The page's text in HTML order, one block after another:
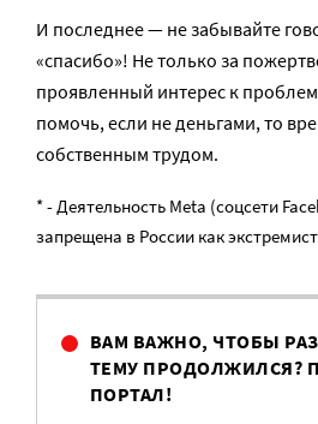
И последнее — не забывайте
«спасибо»! Не только за
проявленный интерес к
помочь, если не деньгами, то
собственным трудом.
* - Деятельность Meta (соцсети
запрещена в России как
ВАМ ВАЖНО, ЧТОБЫ
ТЕМУ ПРОДОЛЖИЛСЯ?
ПОРТАЛ!